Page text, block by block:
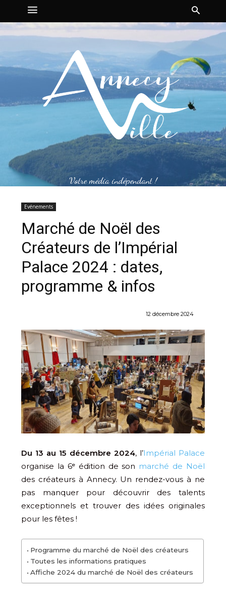
Votre média indépendant !
Evénements
Marché de Noël des
Créateurs de l’Impérial
Palace 2024 : dates,
programme & infos
12 décembre 2024
Du 13 au 15 décembre 2024, l’Impérial Palace
organise la 6ᵉ édition de son marché de Noël
des créateurs à Annecy. Un rendez-vous à ne
pas manquer pour découvrir des talents
exceptionnels et trouver des idées originales
pour les fêtes !
Programme du marché de Noël des créateurs
Toutes les informations pratiques
Affiche 2024 du marché de Noël des créateurs